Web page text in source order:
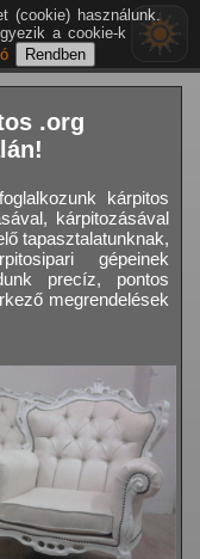
.org
kárpitos
kárpitozásával
tapasztalatunknak,
gépeinek
precíz, pontos
megrendelések
(cookie) használunk.
a cookie-k